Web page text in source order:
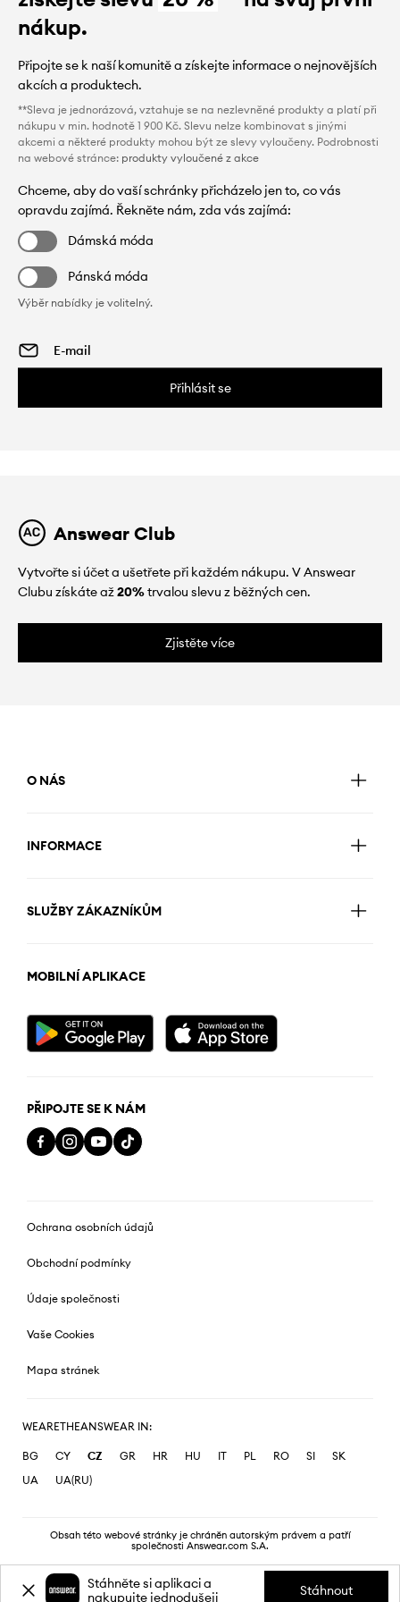
nákup.
Připojte se k naší komunitě a získejte informace o nejnovějších
akcích a produktech.
**Sleva je jednorázová, vztahuje se na nezlevněné produkty a platí při
nákupu v min. hodnotě 1 900 Kč. Slevu nelze kombinovat s jinými
akcemi a některé produkty mohou být ze slevy vyloučeny. Podrobnosti
na webové stránce: produkty vyloučené z akce
Chceme, aby do vaší schránky přicházelo jen to, co vás
opravdu zajímá. Řekněte nám, zda vás zajímá:
Dámská móda
Pánská móda
Výběr nabídky je volitelný.
Přihlásit se
Answear Club
Vytvořte si účet a ušetřete při každém nákupu. V Answear
Clubu získáte až20%trvalou slevu z běžných cen.
Zjistěte více
O NÁS
INFORMACE
SLUŽBY ZÁKAZNÍKŮM
MOBILNÍ APLIKACE
PŘIPOJTE SE K NÁM
Ochrana osobních údajů
Obchodní podmínky
Údaje společnosti
Vaše Cookies
Mapa stránek
WEARETHEANSWEAR IN:
BG CY CZ GR HR HU IT PL RO SI
SK
UA
UA(RU)
Obsah této webové stránky je chráněn autorským právem a patří
společnosti Answear.com S.A.
Stáhněte si aplikaci a
nakupujte jednodušeji
Stáhnout